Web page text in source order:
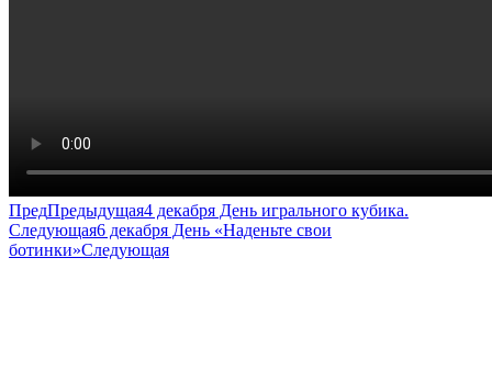
ПредПредыдущая4 декабря День игрального кубика.
Следующая6 декабря День «Наденьте свои
ботинки»Следующая